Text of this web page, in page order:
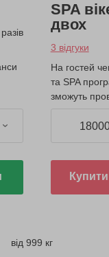
SPA
двох
3 відгуки
На гостей
та SPA
зможуть
від 999 кг